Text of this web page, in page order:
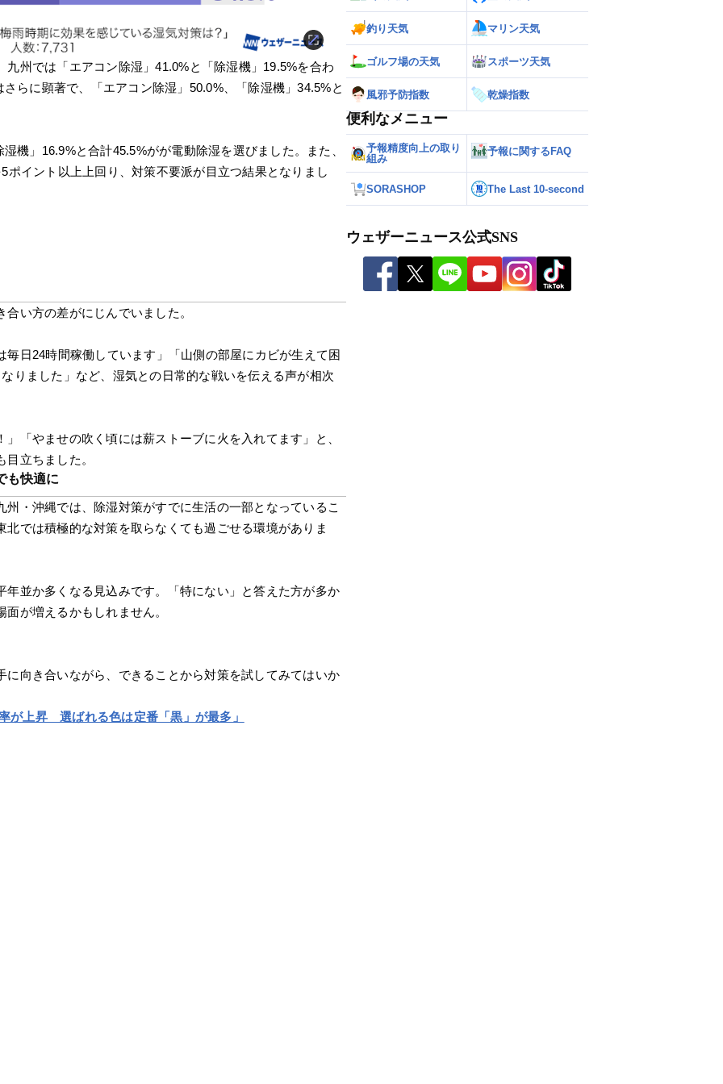
州では「エアコン除湿」41.0%と「除湿機」19.5%を合わ
らに顕著で、「エアコン除湿」50.0%、「除湿機」34.5%と
機」16.9%と合計45.5%がが電動除湿を選びました。また、
ポイント以上上回り、対策不要派が目立つ結果となりまし
い方の差がにじんでいました。
日24時間稼働しています」「山側の部屋にカビが生えて困
りました」など、湿気との日常的な戦いを伝える声が相次
「やませの吹く頃には薪ストーブに火を入れてます」と、
立ちました。
も快適に
・沖縄では、除湿対策がすでに生活の一部となっているこ
では積極的な対策を取らなくても過ごせる環境がありま
並か多くなる見込みです。「特にない」と答えた方が多か
が増えるかもしれません。
向き合いながら、できることから対策を試してみてはいか
上昇　選ばれる色は定番「黒」が最多」
釣り天気 マリン天気
ゴルフ場の天気 スポーツ天気
風邪予防指数 乾燥指数
便利なメニュー
予報精度向上の取り
組み
予報に関するFAQ
SORASHOP The Last 10-second
ウェザーニュース公式SNS